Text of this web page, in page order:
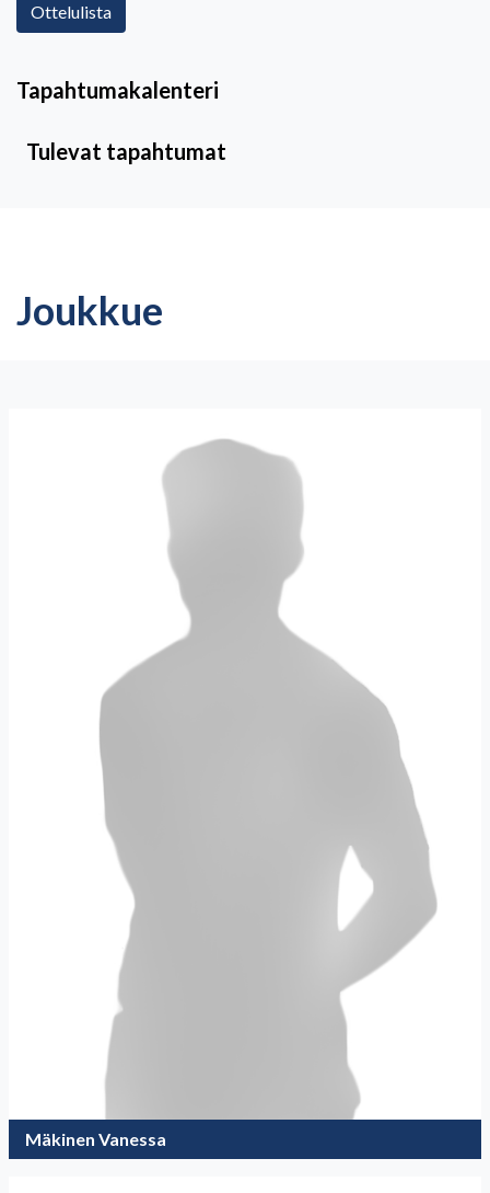
Ottelulista
Tapahtumakalenteri
Tulevat tapahtumat
Joukkue
Mäkinen Vanessa